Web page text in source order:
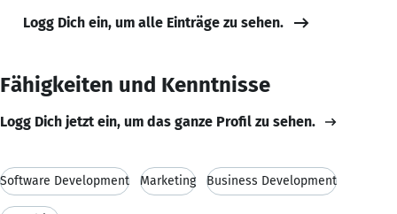
Logg Dich ein, um alle Einträge zu sehen.
Fähigkeiten und Kenntnisse
Logg Dich jetzt ein, um das ganze Profil zu sehen.
Software Development Marketing Business Development